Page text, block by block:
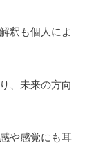
釈も個人によ
、未来の方向
や感覚にも耳